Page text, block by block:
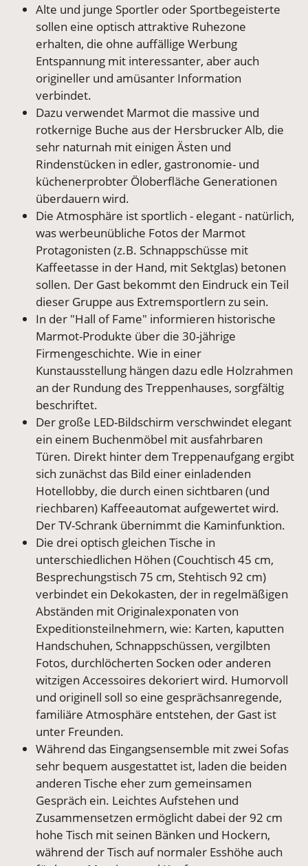
Alte und junge Sportler oder Sportbegeisterte
sollen eine optisch attraktive Ruhezone
erhalten, die ohne auffällige Werbung
Entspannung mit interessanter, aber auch
origineller und amüsanter Information
verbindet.
Dazu verwendet Marmot die massive und
rotkernige Buche aus der Hersbrucker Alb, die
sehr naturnah mit einigen Ästen und
Rindenstücken in edler, gastronomie- und
küchenerprobter Öloberfläche Generationen
überdauern wird.
Die Atmosphäre ist sportlich - elegant - natürlich,
was werbeunübliche Fotos der Marmot
Protagonisten (z.B. Schnappschüsse mit
Kaffeetasse in der Hand, mit Sektglas) betonen
sollen. Der Gast bekommt den Eindruck ein Teil
dieser Gruppe aus Extremsportlern zu sein.
In der "Hall of Fame" informieren historische
Marmot-Produkte über die 30-jährige
Firmengeschichte. Wie in einer
Kunstausstellung hängen dazu edle Holzrahmen
an der Rundung des Treppenhauses, sorgfältig
beschriftet.
Der große LED-Bildschirm verschwindet elegant
ein einem Buchenmöbel mit ausfahrbaren
Türen. Direkt hinter dem Treppenaufgang ergibt
sich zunächst das Bild einer einladenden
Hotellobby, die durch einen sichtbaren (und
riechbaren) Kaffeeautomat aufgewertet wird.
Der TV-Schrank übernimmt die Kaminfunktion.
Die drei optisch gleichen Tische in
unterschiedlichen Höhen (Couchtisch 45 cm,
Besprechungstisch 75 cm, Stehtisch 92 cm)
verbindet ein Dekokasten, der in regelmäßigen
Abständen mit Originalexponaten von
Expeditionsteilnehmern, wie: Karten, kaputten
Handschuhen, Schnappschüssen, vergilbten
Fotos, durchlöcherten Socken oder anderen
witzigen Accessoires dekoriert wird. Humorvoll
und originell soll so eine gesprächsanregende,
familiäre Atmosphäre entstehen, der Gast ist
unter Freunden.
Während das Eingangsensemble mit zwei Sofas
sehr bequem ausgestattet ist, laden die beiden
anderen Tische eher zum gemeinsamen
Gespräch ein. Leichtes Aufstehen und
Zusammensetzen ermöglicht dabei der 92 cm
hohe Tisch mit seinen Bänken und Hockern,
während der Tisch auf normaler Esshöhe auch